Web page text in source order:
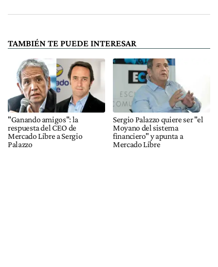
TAMBIÉN TE PUEDE INTERESAR
"Ganando amigos": la
respuesta del CEO de
Mercado Libre a Sergio
Palazzo
Sergio Palazzo quiere ser "el
Moyano del sistema
financiero" y apunta a
Mercado Libre